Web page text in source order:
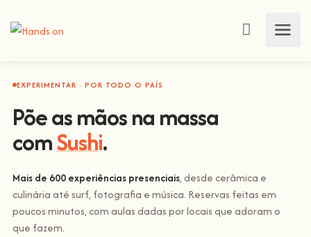
EXPERIMENTAR · POR TODO O PAÍS
Põe as mãos na massa
comSushi.
Mais de 600 experiências presenciais, desde cerâmica e
culinária até surf, fotografia e música. Reservas feitas em
poucos minutos, com aulas dadas por locais que adoram o
que fazem.